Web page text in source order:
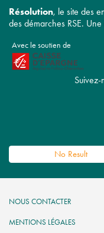
Résolution, le site des
des démarches RSE.
Avec le soutien de
Suivez-
No Result
NOUS CONTACTER
MENTIONS LÉGALES